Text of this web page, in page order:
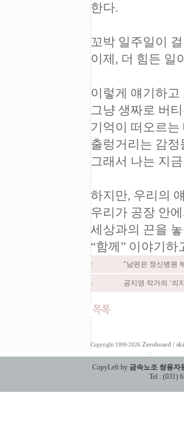
한다.
꼬박 일주일이
이제, 더 힘든 일
이렇게 얘기하
그냥 생짜로 버
기억이 떠오르는
출렁거리는 감정
그래서 나는 지
하지만, 우리의
우리가 공장 안
세상과의 끈을
“함께” 이야기하
↑ "남편은 정신병원
↓ 공지영 작가의 ‘의
Copyright 1999-2026 Zeroboard /
CopyLeft by 금속노조 쌍용자
Tel : (031)